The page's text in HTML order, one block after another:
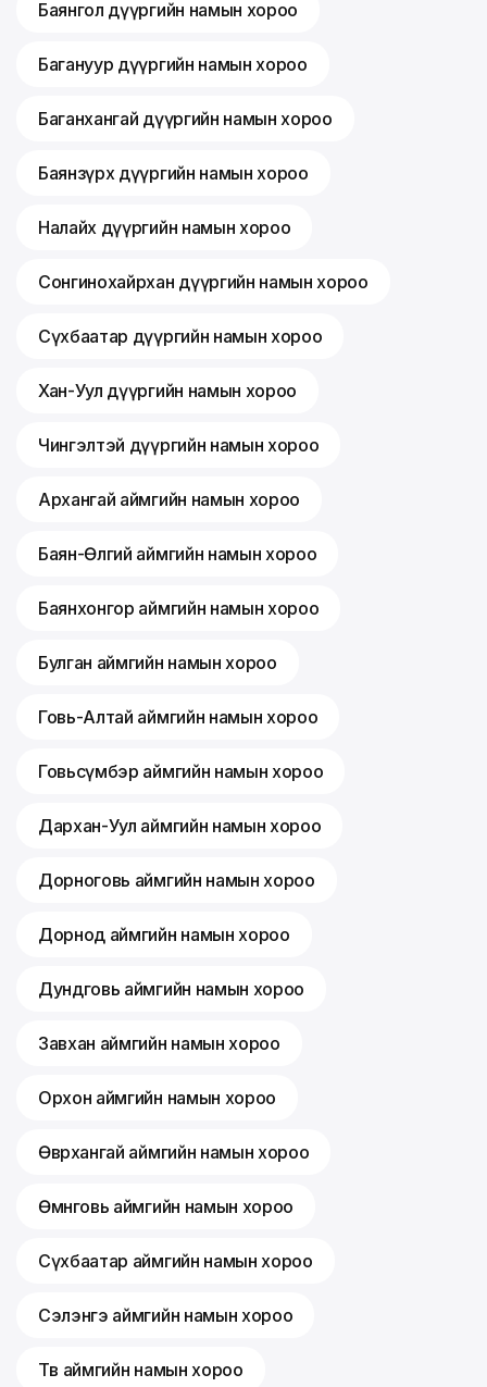
Баянгол дүүргийн намын хороо
Багануур дүүргийн намын хороо
Баганхангай дүүргийн намын хороо
Баянзүрх дүүргийн намын хороо
Налайх дүүргийн намын хороо
Сонгинохайрхан дүүргийн намын хороо
Сүхбаатар дүүргийн намын хороо
Хан-Уул дүүргийн намын хороо
Чингэлтэй дүүргийн намын хороо
Архангай аймгийн намын хороо
Баян-Өлгий аймгийн намын хороо
Баянхонгор аймгийн намын хороо
Булган аймгийн намын хороо
Говь-Алтай аймгийн намын хороо
Говьсүмбэр аймгийн намын хороо
Дархан-Уул аймгийн намын хороо
Дорноговь аймгийн намын хороо
Дорнод аймгийн намын хороо
Дундговь аймгийн намын хороо
Завхан аймгийн намын хороо
Орхон аймгийн намын хороо
Өвөрхангай аймгийн намын хороо
Өмнөговь аймгийн намын хороо
Сүхбаатар аймгийн намын хороо
Сэлэнгэ аймгийн намын хороо
Төв аймгийн намын хороо